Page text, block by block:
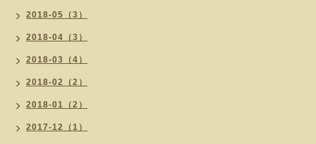
2018-05（3）
2018-04（3）
2018-03（4）
2018-02（2）
2018-01（2）
2017-12（1）